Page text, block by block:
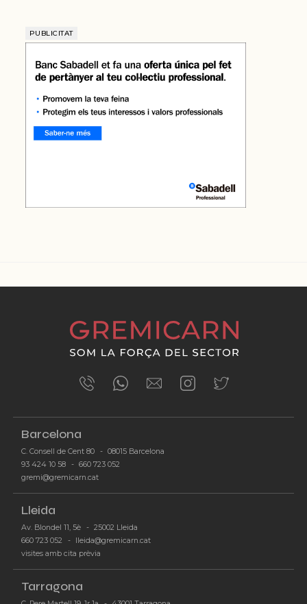
PUBLICITAT
Barcelona
C. Consell de Cent 80 - 08015 Barcelona
93 424 10 58 -
-gremi@gremicarn.cat